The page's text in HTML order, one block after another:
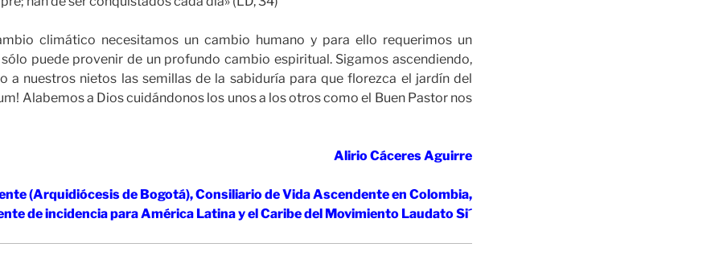
climático necesitamos un cambio humano y para ello requerimos un
puede provenir de un profundo cambio espiritual. Sigamos ascendiendo,
a nuestros nietos las semillas de la sabiduría para que florezca el jardín del
Alabemos a Dios cuidándonos los unos a los otros como el Buen Pastor nos
Alirio Cáceres Aguirre
(Arquidiócesis de Bogotá), Consiliario de Vida Ascendente en Colombia,
de incidencia para América Latina y el Caribe del Movimiento Laudato Si´